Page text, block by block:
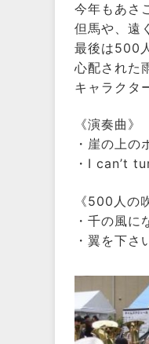
今年もあさ
但馬や、遠
最後は500
心配された
キャラクタ
《演奏曲》
・崖の上
・I can’t
《500人の
・千の風に
・翼を下さ